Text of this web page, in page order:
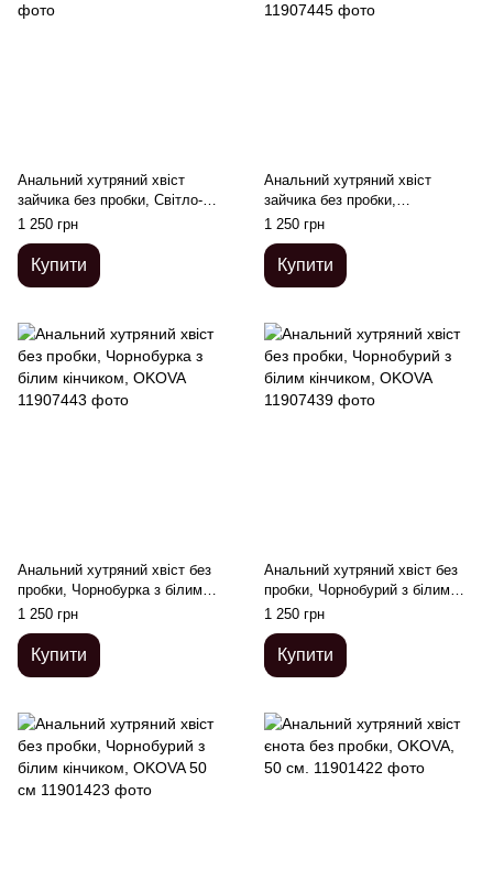
Анальний хутряний хвіст
зайчика без пробки, Світло-
блакитний, OKOVA
1 250 грн
Купити
Анальний хутряний хвіст
зайчика без пробки,
Персиковий, OKOVA
1 250 грн
Купити
Анальний хутряний хвіст без
пробки, Чорнобурка з білим
кінчиком, OKOVA
1 250 грн
Купити
Анальний хутряний хвіст без
пробки, Чорнобурий з білим
кінчиком, OKOVA
1 250 грн
Купити